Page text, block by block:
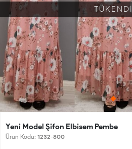
TÜKENDİ
Yeni Model Şifon Elbisem Pembe
Ürün Kodu: 1232-800